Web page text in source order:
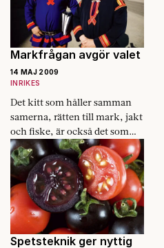
Markfrågan avgör valet
14 MAJ 2009
INRIKES
Det kitt som håller samman
samerna, ­rätten till mark, jakt
och fiske, är också det som
splittrar dem.
Spetsteknik ger nyttig